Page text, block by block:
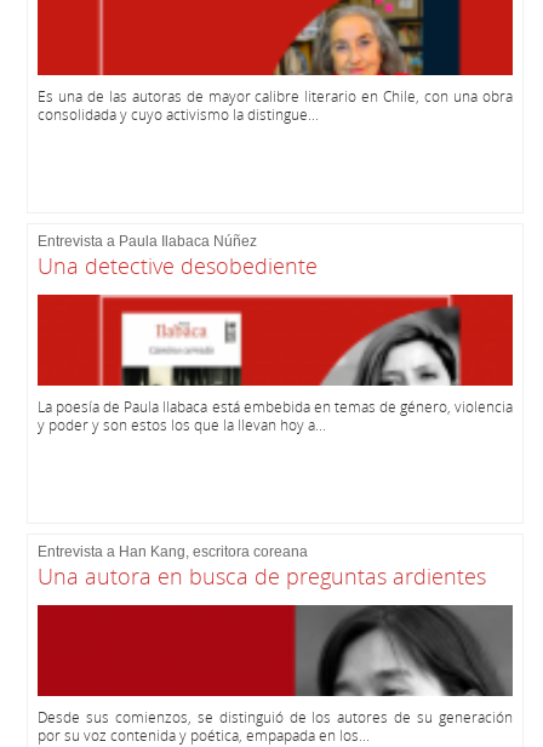
Es una de las autoras de mayor calibre literario en Chile, con una obra
consolidada y cuyo activismo la distingue...
Entrevista a Paula Ilabaca Núñez
Una detective desobediente
La poesía de Paula Ilabaca está embebida en temas de género, violencia
y poder y son estos los que la llevan hoy a...
Entrevista a Han Kang, escritora coreana
Una autora en busca de preguntas ardientes
Desde sus comienzos, se distinguió de los autores de su generación
por su voz contenida y poética, empapada en los...